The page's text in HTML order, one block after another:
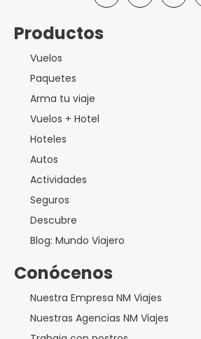
Productos
Vuelos
Paquetes
Arma tu viaje
Vuelos + Hotel
Hoteles
Autos
Actividades
Seguros
Descubre
Blog: Mundo Viajero
Conócenos
Nuestra Empresa NM Viajes
Nuestras Agencias NM Viajes